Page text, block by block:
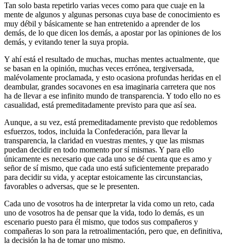
Tan solo basta repetirlo varias veces como para que cuaje en la
mente de algunos y algunas personas cuya base de conocimiento es
muy débil y básicamente se han entretenido a aprender de los
demás, de lo que dicen los demás, a apostar por las opiniones de los
demás, y evitando tener la suya propia.
Y ahí está el resultado de muchas, muchas mentes actualmente, que
se basan en la opinión, muchas veces errónea, tergiversada,
malévolamente proclamada, y esto ocasiona profundas heridas en el
deambular, grandes socavones en esa imaginaria carretera que nos
ha de llevar a ese infinito mundo de transparencia. Y todo ello no es
casualidad, está premeditadamente previsto para que así sea.
Aunque, a su vez, está premeditadamente previsto que redoblemos
esfuerzos, todos, incluida la Confederación, para llevar la
transparencia, la claridad en vuestras mentes, y que las mismas
puedan decidir en todo momento por sí mismas. Y para ello
únicamente es necesario que cada uno se dé cuenta que es amo y
señor de sí mismo, que cada uno está suficientemente preparado
para decidir su vida, y aceptar estoicamente las circunstancias,
favorables o adversas, que se le presenten.
Cada uno de vosotros ha de interpretar la vida como un reto, cada
uno de vosotros ha de pensar que la vida, todo lo demás, es un
escenario puesto para él mismo, que todos sus compañeros y
compañeras lo son para la retroalimentación, pero que, en definitiva,
la decisión la ha de tomar uno mismo.